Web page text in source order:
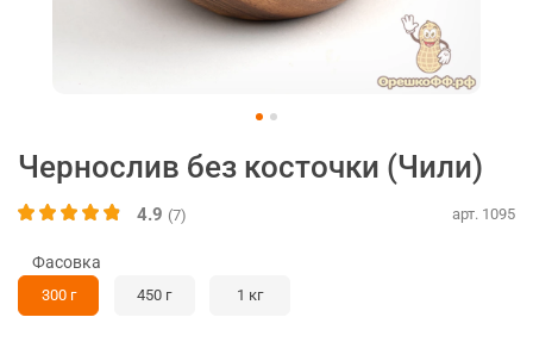
Чернослив без косточки (Чили)
4.9 (7) арт. 1095
Фасовка
300 г 450 г 1 кг